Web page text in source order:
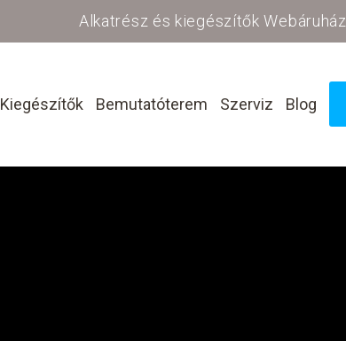
Alkatrész és kiegészítők Webáruház
Kiegészítők Bemutatóterem Szerviz Blog